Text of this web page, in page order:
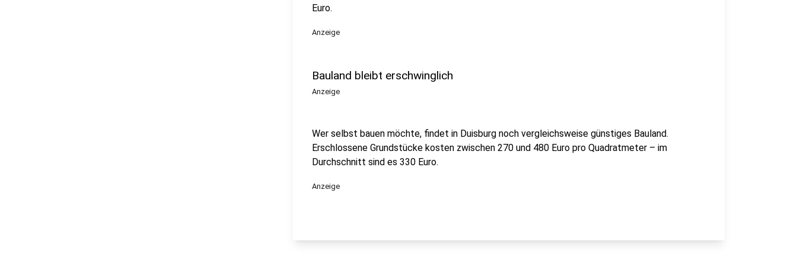
Euro.
Anzeige
Bauland bleibt erschwinglich
Anzeige
Wer selbst bauen möchte, findet in Duisburg noch vergleichsweise günstiges Bauland.
Erschlossene Grundstücke kosten zwischen 270 und 480 Euro pro Quadratmeter – im
Durchschnitt sind es 330 Euro.
Anzeige